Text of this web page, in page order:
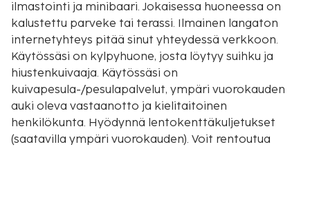
ilmastointi ja minibaari. Jokaisessa huoneessa on
kalustettu parveke tai terassi. Ilmainen langaton
internetyhteys pitää sinut yhteydessä verkkoon.
Käytössäsi on kylpyhuone, josta löytyy suihku ja
hiustenkuivaaja. Käytössäsi on
kuivapesula-/pesulapalvelut, ympäri vuorokauden
auki oleva vastaanotto ja kielitaitoinen
henkilökunta. Hyödynnä lentokenttäkuljetukset
(saatavilla ympäri vuorokauden). Voit rentoutua